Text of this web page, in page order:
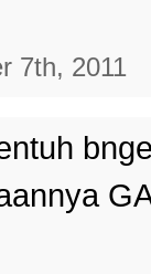
7th, 2011